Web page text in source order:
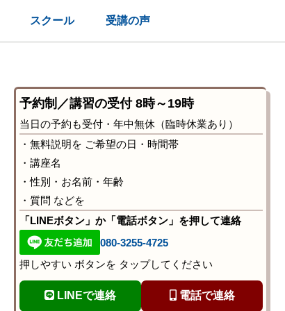
スクール 受講の声
予約制／講習の受付 8時～19時
当日の予約も受付・年中無休（臨時休業あり）
・無料説明を ご希望の日・時間帯
・講座名
・性別・お名前・年齢
・質問 などを
「LINEボタン」か「電話ボタン」を押して連絡
080-3255-4725
押しやすい ボタンを タップしてください
LINEで連絡 電話で連絡